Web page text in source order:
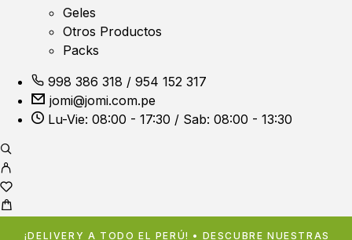
Geles
Otros Productos
Packs
998 386 318 / 954 152 317
jomi@jomi.com.pe
Lu-Vie: 08:00 - 17:30 / Sab: 08:00 - 13:30
¡DELIVERY A TODO EL PERÚ! • DESCUBRE NUESTRAS